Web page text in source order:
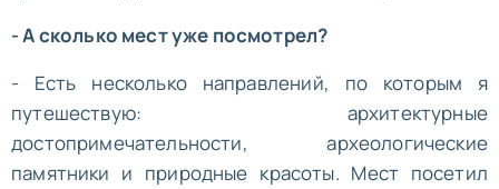
- А сколько мест уже посмотрел?
- Есть несколько направлений, по которым я
путешествую: архитектурные
достопримечательности, археологические
памятники и природные красоты. Мест посетил